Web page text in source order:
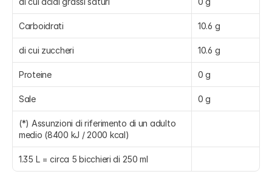
Carboidrati 10.6 g
di cui zuccheri 10.6 g
Proteine 0 g
Sale 0 g
(*) Assunzioni di riferimento di un adulto
medio (8400 kJ / 2000 kcal)
1.35 L = circa 5 bicchieri di 250 ml